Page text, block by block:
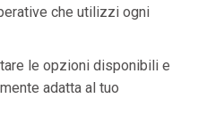
che utilizzi ogni
le opzioni disponibili e
adatta al tuo